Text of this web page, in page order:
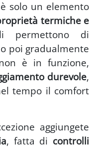
solo un elemento
termiche e
permettono di
poi gradualmente
è in funzione,
durevole,
tempo il comfort
aggiungete
, fatta di controlli